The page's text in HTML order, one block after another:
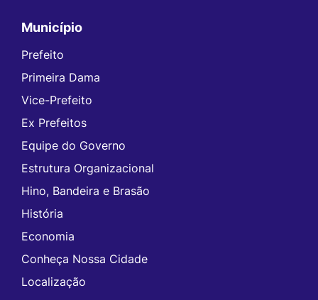
Município
Prefeito
Primeira Dama
Vice-Prefeito
Ex Prefeitos
Equipe do Governo
Estrutura Organizacional
Hino, Bandeira e Brasão
História
Economia
Conheça Nossa Cidade
Localização